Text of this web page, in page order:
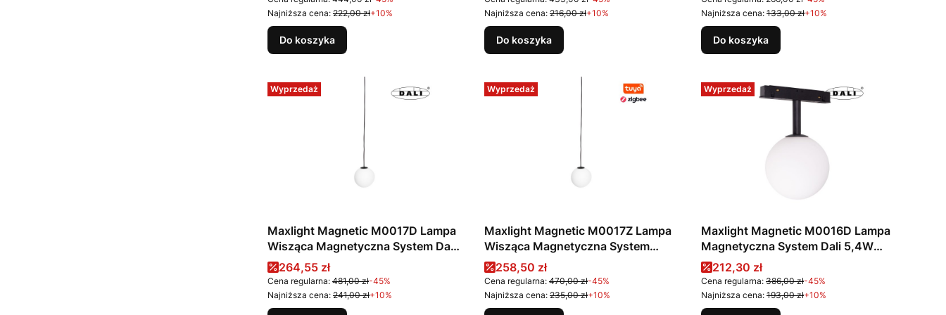
Najniższa cena: 222,00 zł+10%
Do koszyka
Najniższa cena: 216,00 zł+10%
Do koszyka
Najniższa cena: 133,00 zł+10%
Do koszyka
Wyprzedaż
Maxlight Magnetic M0017D Lampa
Wisząca Magnetyczna System Dali
5,4W 334 LM 3000K
Cena promocyjna
264,55 zł
Cena regularna: 481,00 zł-45%
Najniższa cena: 241,00 zł+10%
Wyprzedaż
Maxlight Magnetic M0017Z Lampa
Wisząca Magnetyczna System
Zigbee 5,4W 334 LM 2700/5000K
Cena promocyjna
258,50 zł
Cena regularna: 470,00 zł-45%
Najniższa cena: 235,00 zł+10%
Wyprzedaż
Maxlight Magnetic M0016D Lampa
Magnetyczna System Dali 5,4W
334 LM 3000K
Cena promocyjna
212,30 zł
Cena regularna: 386,00 zł-45%
Najniższa cena: 193,00 zł+10%